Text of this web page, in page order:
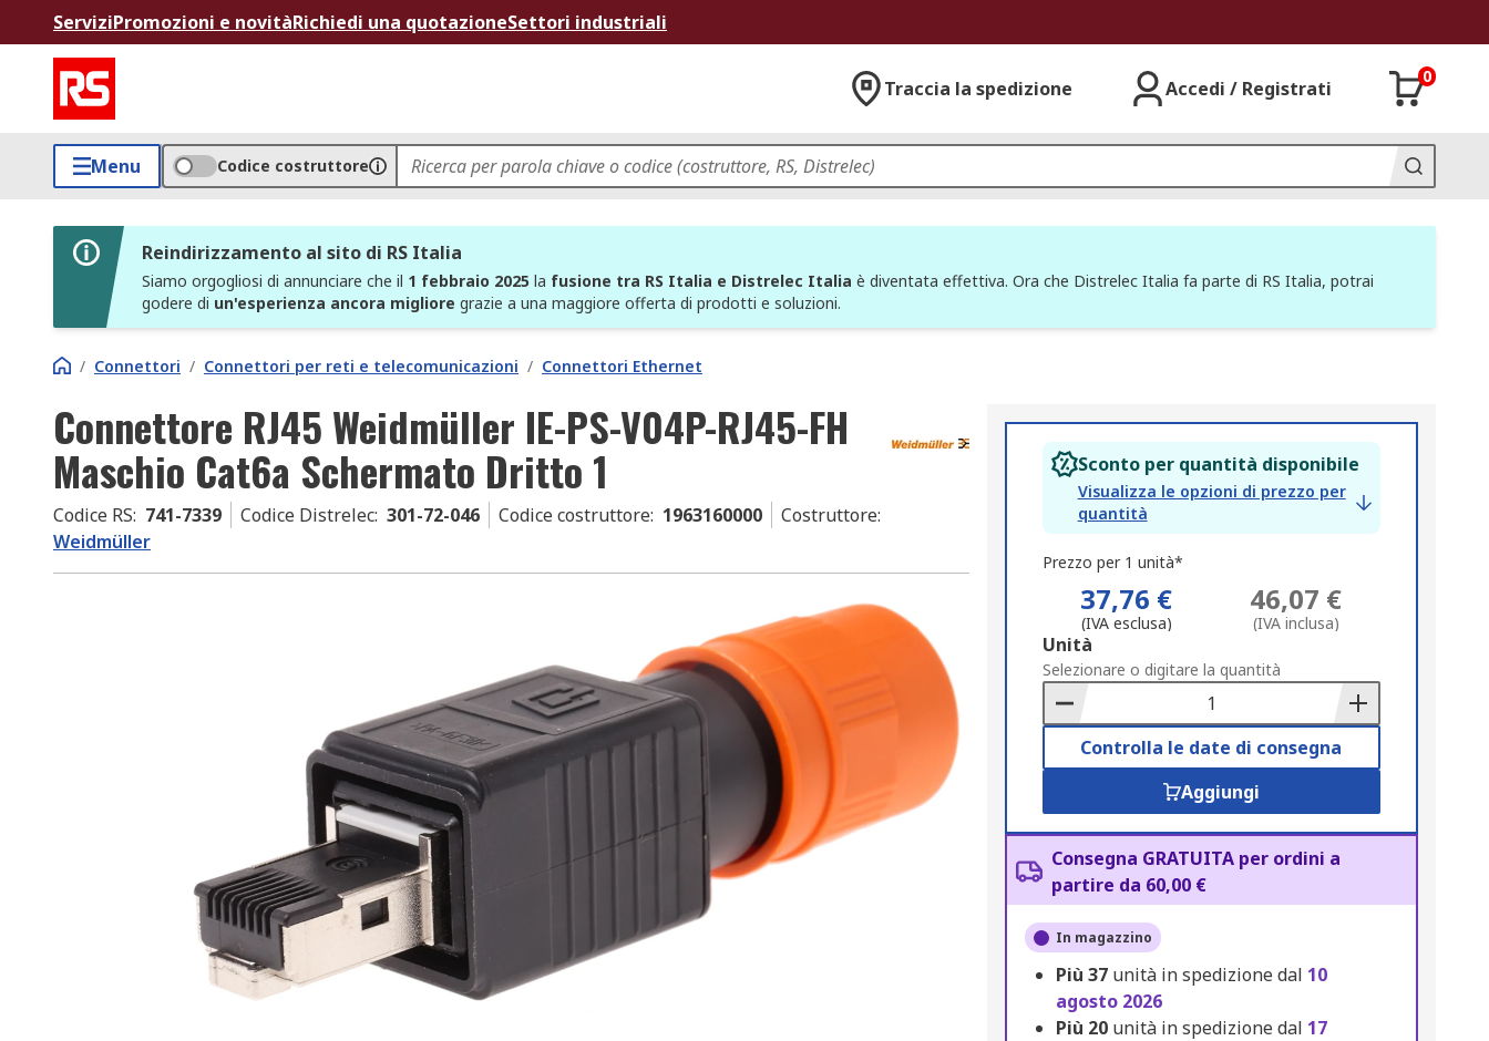
ServiziPromozioni e novitàRichiedi una quotazioneSettori industriali
Traccia la spedizione Accedi / Registrati
0
Menu Codice costruttore
Reindirizzamento al sito di RS Italia
Siamo orgogliosi di annunciare che il 1 febbraio 2025 la fusione tra RS Italia e Distrelec Italia è diventata effettiva. Ora che Distrelec Italia fa parte di RS Italia, potrai
godere di un'esperienza ancora migliore grazie a una maggiore offerta di prodotti e soluzioni.
/ Connettori / Connettori per reti e telecomunicazioni / Connettori Ethernet
Connettore RJ45 Weidmüller IE-PS-V04P-RJ45-FH
Maschio Cat6a Schermato Dritto 1
Codice RS: 741-7339 Codice Distrelec: 301-72-046 Codice costruttore: 1963160000 Costruttore:
Weidmüller
Sconto per quantità disponibile
Visualizza le opzioni di prezzo per
quantità
Prezzo per 1 unità*
37,76 €
(IVA esclusa)
46,07 €
(IVA inclusa)
Add
to
Basket
Unità
Selezionare o digitare la quantità
Controlla le date di consegna
Aggiungi
Consegna GRATUITA per ordini a
partire da 60,00 €
In magazzino
Più 37 unità in spedizione dal 10
agosto 2026
Più 20 unità in spedizione dal 17